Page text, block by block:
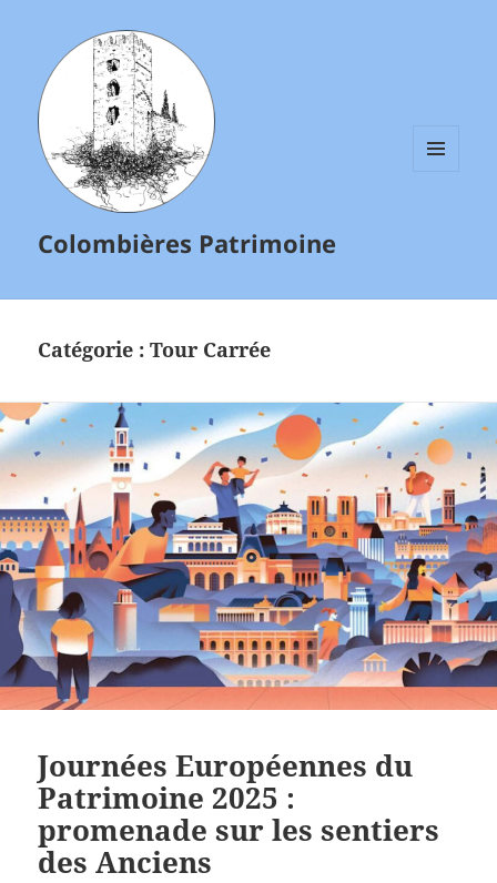
Colombières Patrimoine
Catégorie :Tour Carrée
Journées Européennes du
Patrimoine 2025 :
promenade sur les sentiers
des Anciens